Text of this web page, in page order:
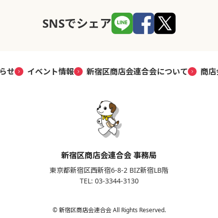
SNSでシェア
せ イベント情報 新宿区商店会連合会について 商
新宿区商店会連合会 事務局
東京都新宿区西新宿6-8-2 BIZ新宿LB階
TEL: 03-3344-3130
© 新宿区商店会連合会 All Rights Reserved.